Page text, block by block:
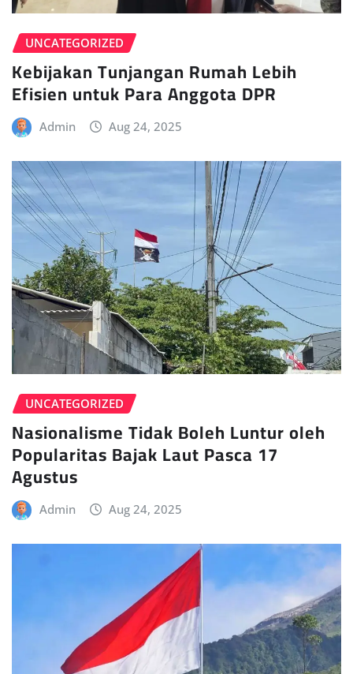
UNCATEGORIZED
Kebijakan Tunjangan Rumah Lebih
Efisien untuk Para Anggota DPR
Admin Aug 24, 2025
UNCATEGORIZED
Nasionalisme Tidak Boleh Luntur oleh
Popularitas Bajak Laut Pasca 17
Agustus
Admin Aug 24, 2025